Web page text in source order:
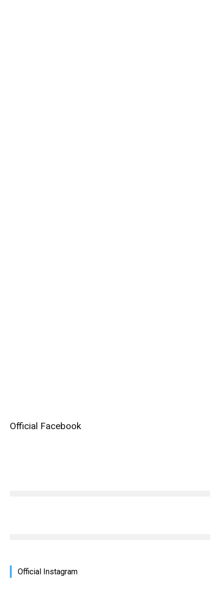
Official Facebook
Official Instagram